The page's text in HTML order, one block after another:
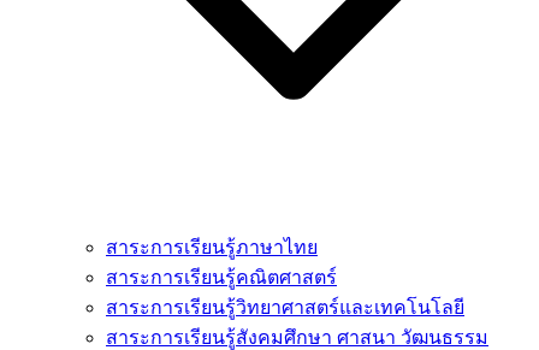
สาระการเรียนรู้ภาษาไทย
สาระการเรียนรู้คณิตศาสตร์
สาระการเรียนรู้วิทยาศาสตร์และเทคโนโลยี
สาระการเรียนรู้สังคมศึกษา ศาสนา วัฒนธรรม